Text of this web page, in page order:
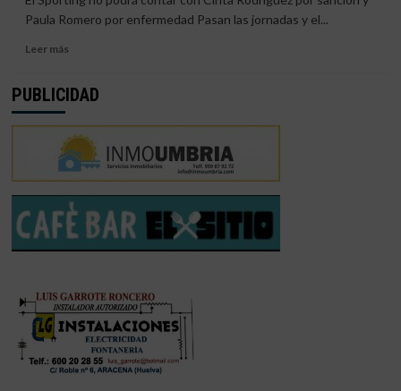
VICTORIA
EN
MINUTOS
2)
Paula Romero por enfermedad Pasan las jornadas y el...
Leer másLeer
ATHLETIC
SPORTING
DE
HUELVA
|
«PROHIBIDO
FALLAR»
PUBLICIDAD